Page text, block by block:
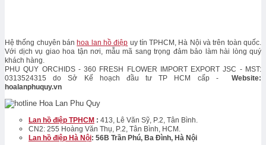
Hệ thống chuyên bán hoa lan hồ điệp uy tín TPHCM, Hà Nội và trên toàn quốc.
Với dịch vụ giao hoa tận nơi, mẫu mã sang trọng đảm bảo làm hài lòng quý
khách hàng.
PHU QUY ORCHIDS - 360 FRESH FLOWER IMPORT EXPORT JSC - MST:
0313524315 do Sở Kế hoạch đầu tư TP HCM cấp - Website:
hoalanphuquy.vn
Lan hồ điệp TPHCM : 413, Lê Văn Sỹ, P.2, Tân Bình.
CN2: 255 Hoàng Văn Thụ, P.2, Tân Bình, HCM.
Lan hồ điệp Hà Nội: 56B Trần Phú, Ba Đình, Hà Nội